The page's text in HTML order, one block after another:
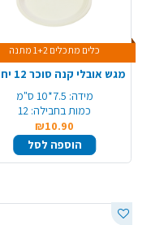
כלים מתכלים 1+2 מתנה
מידה: 7.5*10 ס"מ
כמות בחבילה: 12
₪10.90
הוספה לסל